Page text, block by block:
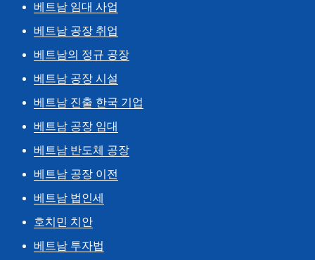
베트남 임대 사업
베트남 공장 취업
베트남의 정규 공장
베트남 공장 시설
베트남 진출 한국 기업
베트남 공장 임대
베트남 반도체 공장
베트남 공장 이전
베트남 법인세
호치민 치안
베트남 투자법